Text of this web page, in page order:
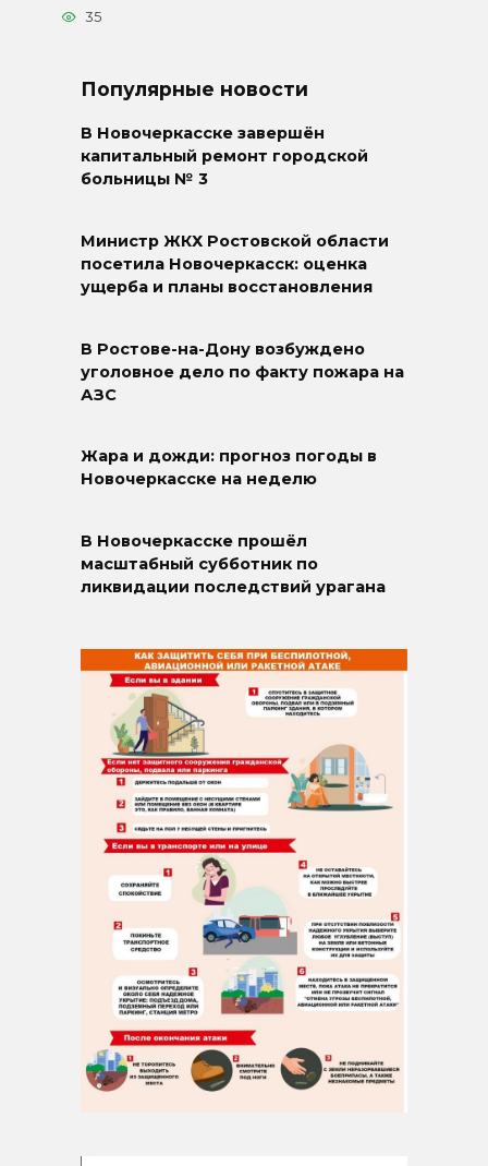
35
Популярные новости
В Новочеркасске завершён
капитальный ремонт городской
больницы № 3
Министр ЖКХ Ростовской области
посетила Новочеркасск: оценка
ущерба и планы восстановления
В Ростове-на-Дону возбуждено
уголовное дело по факту пожара на
АЗС
Жара и дожди: прогноз погоды в
Новочеркасске на неделю
В Новочеркасске прошёл
масштабный субботник по
ликвидации последствий урагана